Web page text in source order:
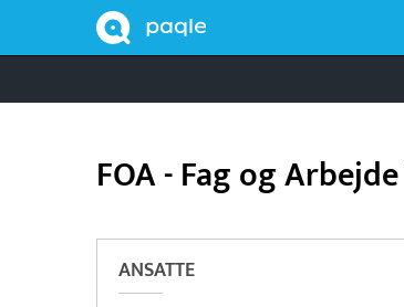
FOA - Fag og
ANSATTE